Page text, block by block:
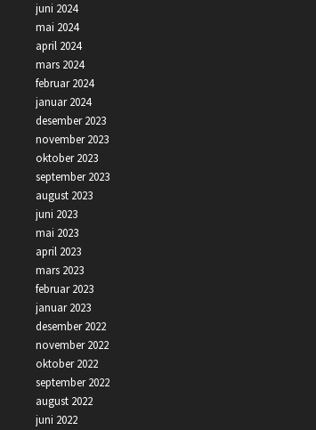
juni 2024
mai 2024
april 2024
mars 2024
februar 2024
januar 2024
desember 2023
november 2023
oktober 2023
september 2023
august 2023
juni 2023
mai 2023
april 2023
mars 2023
februar 2023
januar 2023
desember 2022
november 2022
oktober 2022
september 2022
august 2022
juni 2022